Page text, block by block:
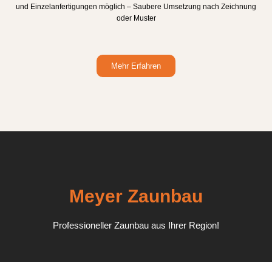
und Einzelanfertigungen möglich – Saubere Umsetzung nach Zeichnung
oder Muster
Mehr Erfahren
Meyer Zaunbau
Professioneller Zaunbau aus Ihrer Region!